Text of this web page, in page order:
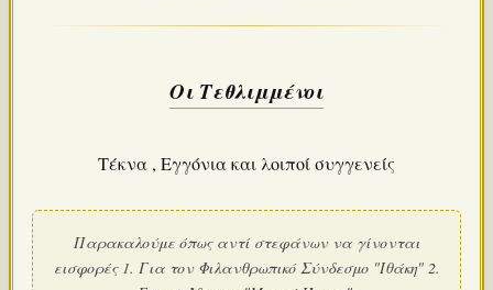
Οι Τεθλιμμένοι
Τέκνα , Εγγόνια και λοιποί συγγενείς
Παρακαλούμε όπως αντί στεφάνων να γίνονται
εισφορές 1. Για τον Φιλανθρωπικό Σύνδεσμο "Ιθάκη" 2.